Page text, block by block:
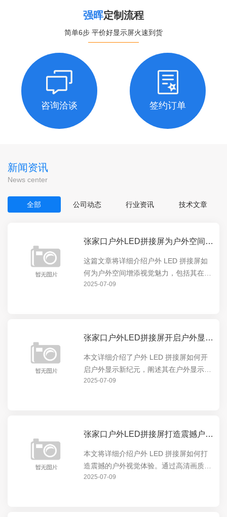
强晖定制流程
简单6步 平价好显示屏火速到货
咨询洽谈 签约订单
新闻资讯
News center
全部 公司动态 行业资讯 技术文章
张家口户外LED拼接屏为户外空间增添视觉魅力
这篇文章将详细介绍户外 LED 拼接屏如
何为户外空间增添视觉魅力，包括其在展
示动态内容、营造氛围等方面的卓越表
2025-07-09
张家口户外LED拼接屏开启户外显示新纪元
本文详细介绍了户外 LED 拼接屏如何开
启户外显示新纪元，阐述其在户外显示领
域的独特优势和创新应用，包括高清画
2025-07-09
张家口户外LED拼接屏打造震撼户外视觉体验
本文将详细介绍户外 LED 拼接屏如何打
造震撼的户外视觉体验。通过高清画质、
超大尺寸和灵活拼接等特点，为户外场景
2025-07-09